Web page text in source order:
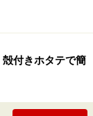
付きホタテで簡